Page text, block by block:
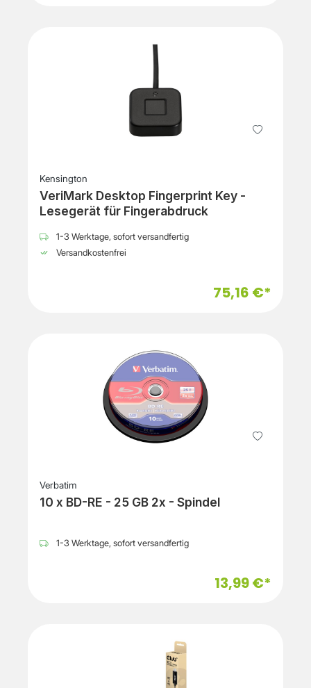
Kensington
VeriMark Desktop Fingerprint Key -
Lesegerät für Fingerabdruck
1-3 Werktage, sofort versandfertig
Versandkostenfrei
75,16 €*
Verbatim
10 x BD-RE - 25 GB 2x - Spindel
1-3 Werktage, sofort versandfertig
13,99 €*